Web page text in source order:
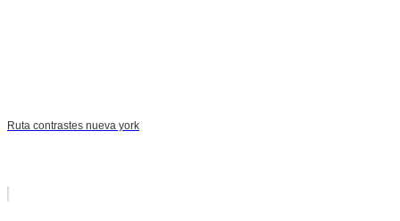
Ruta contrastes nueva york